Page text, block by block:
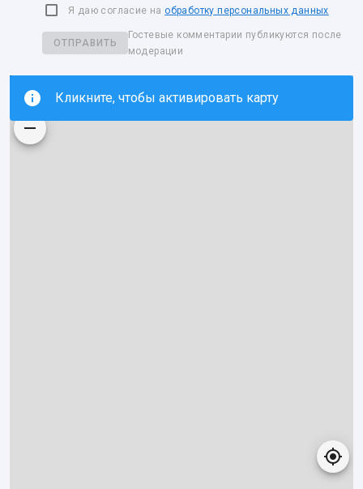
Я даю согласие на обработку персональных данных
ОТПРАВИТЬ
Гостевые комментарии публикуются после
модерации
Кликните, чтобы активировать карту